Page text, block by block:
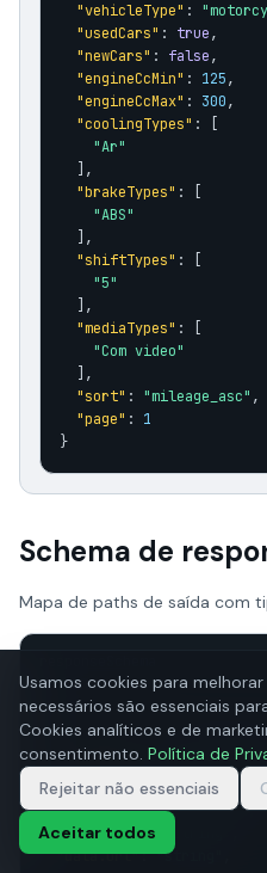
"vehicleType" :
"usedCars" : true,
"newCars" : false,
"engineCcMin" : 125,
"engineCcMax" : 300,
"coolingTypes" : [
"Ar"
  ],
"brakeTypes" : [
"ABS"
  ],
"shiftTypes" : [
"5"
  ],
"mediaTypes" : [
"Com video"
  ],
"sort" : "mileage_asc" ,
"page" : 1
}
Schema de
Mapa de paths de saída com
"string
"executionId": "string
"notFound" : "boolean
"data.source": "string",
"data.type":
"data.url": "string"
Usamos cookies para
necessários são essenciais
Cookies analíticos e de
consentimento. Política de
Rejeitar não essenciais
Aceitar todos